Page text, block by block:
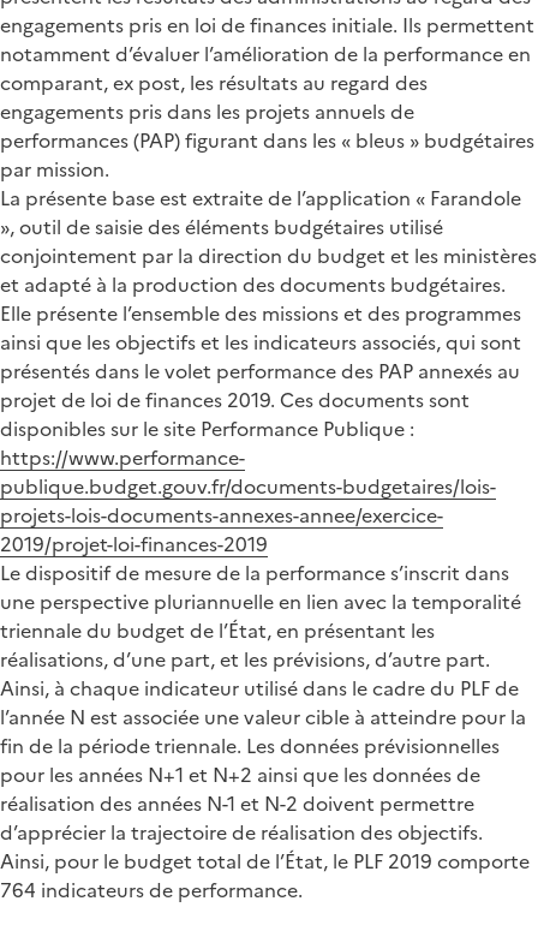
engagements pris en loi de finances initiale. Ils permettent
notamment d’évaluer l’amélioration de la performance en
comparant, ex post, les résultats au regard des
engagements pris dans les projets annuels de
performances (PAP) figurant dans les « bleus » budgétaires
par mission.
La présente base est extraite de l’application « Farandole
», outil de saisie des éléments budgétaires utilisé
conjointement par la direction du budget et les ministères
et adapté à la production des documents budgétaires.
Elle présente l’ensemble des missions et des programmes
ainsi que les objectifs et les indicateurs associés, qui sont
présentés dans le volet performance des PAP annexés au
projet de loi de finances 2019. Ces documents sont
disponibles sur le site Performance Publique :
https://www.performance-
publique.budget.gouv.fr/documents-budgetaires/lois-
projets-lois-documents-annexes-annee/exercice-
2019/projet-loi-finances-2019
Le dispositif de mesure de la performance s’inscrit dans
une perspective pluriannuelle en lien avec la temporalité
triennale du budget de l’État, en présentant les
réalisations, d’une part, et les prévisions, d’autre part.
Ainsi, à chaque indicateur utilisé dans le cadre du PLF de
l’année N est associée une valeur cible à atteindre pour la
fin de la période triennale. Les données prévisionnelles
pour les années N+1 et N+2 ainsi que les données de
réalisation des années N-1 et N-2 doivent permettre
d’apprécier la trajectoire de réalisation des objectifs.
Ainsi, pour le budget total de l’État, le PLF 2019 comporte
764 indicateurs de performance.